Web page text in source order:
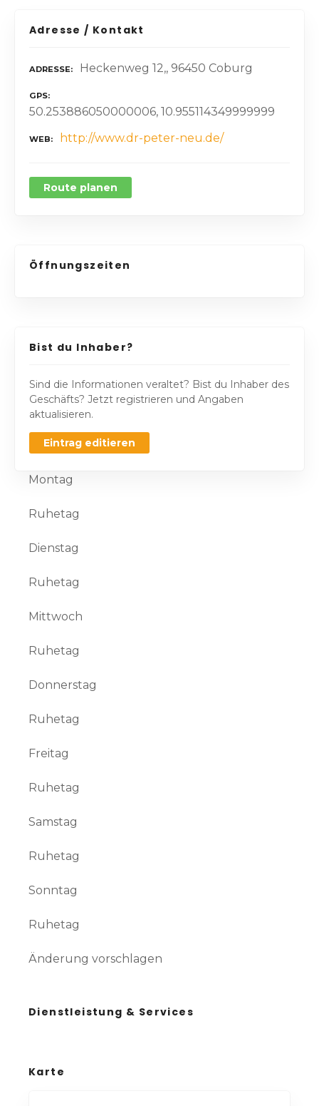
Adresse / Kontakt
ADRESSE Heckenweg 12,, 96450 Coburg
GPS
50.253886050000006, 10.955114349999999
WEB http://www.dr-peter-neu.de/
Route planen
Öffnungszeiten
Bist du Inhaber?
Sind die Informationen veraltet? Bist du Inhaber des
Geschäfts? Jetzt registrieren und Angaben
aktualisieren.
Eintrag editieren
Montag
Ruhetag
Dienstag
Ruhetag
Mittwoch
Ruhetag
Donnerstag
Ruhetag
Freitag
Ruhetag
Samstag
Ruhetag
Sonntag
Ruhetag
Änderung vorschlagen
Dienstleistung & Services
Karte